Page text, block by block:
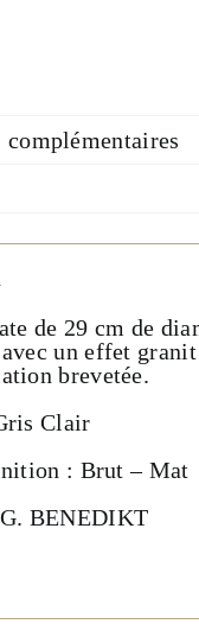
de 29 cm de
un effet granit
brevetée.
Clair
: Brut – Mat
BENEDIKT